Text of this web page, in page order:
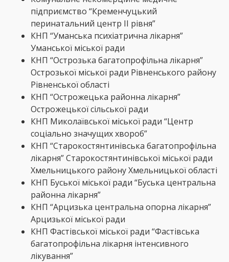
підприємство “Кременчуцький
перинатальний центр ІІ рівня”
КНП “Уманська психіатрична лікарня”
Уманської міської ради
КНП “Острозька багатопрофільна лікарня”
Острозької міської ради Рівненського району
Рівненської області
КНП “Острожецька районна лікарня”
Острожецької сільської ради
КНП Миколаївської міської ради “Центр
соціально значущих хвороб”
КНП “Старокостянтинівська багатопрофільна
лікарня” Старокостянтинівської міської ради
Хмельницького району Хмельницької області
КНП Буської міської ради “Буська центральна
районна лікарня”
КНП “Арцизька центральна опорна лікарня”
Арцизької міської ради
КНП Фастівської міської ради “Фастівська
багатопрофільна лікарня інтенсивного
лікування”